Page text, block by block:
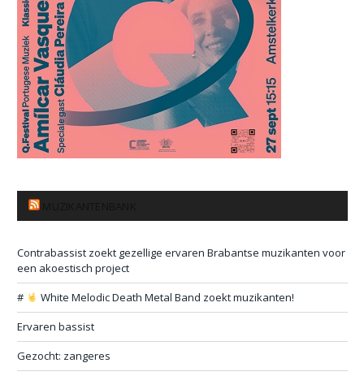
Contrabassist zoekt gezellige ervaren Brabantse muzikanten voor
een akoestisch project
#
White Melodic Death Metal Band zoekt muzikanten!
Ervaren bassist
Gezocht: zangeres